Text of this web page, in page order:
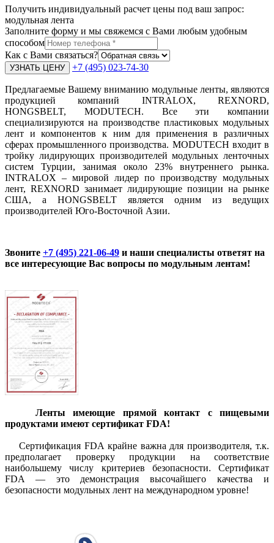
Получить индивидуальный расчет цены под ваш запрос:
модульная лента
Заполните форму и мы свяжемся с Вами любым удобным
способом
Как с Вами связаться?
+7 (495) 023-74-30
Предлагаемые Вашему вниманию модульные ленты, являются
продукцией компаний INTRALOX, REXNORD,
HONGSBELT, MODUTECH. Все эти компании
специализируются на производстве пластиковых модульных
лент и компонентов к ним для применения в различных
сферах промышленного производства. MODUTECH входит в
тройку лидирующих производителей модульных ленточных
систем Турции, занимая около 23% внутреннего рынка.
INTRALOX – мировой лидер по производству модульных
лент, REXNORD занимает лидирующие позиции на рынке
США, а HONGSBELT является одним из ведущих
производителей Юго-Восточной Азии.
Звоните +7 (495) 221-06-49 и наши специалисты ответят на
все интересующие Вас вопросы по модульным лентам!
Ленты имеющие прямой контакт с пищевыми
продуктами имеют сертификат FDA!
Сертификация FDA крайне важна для производителя, т.к.
предполагает проверку продукции на соответствие
наибольшему числу критериев безопасности. Сертификат
FDA — это демонстрация высочайшего качества и
безопасности модульных лент на международном уровне!